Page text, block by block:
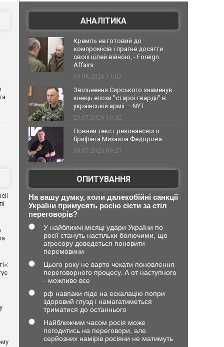
АНАЛІТИКА
Кремль не готовий до
компромісів і прагне досягти
своїх цілей війною, - Foreign
Affairs
03.08.2026 13:02
Звільнення Сирського знаменує
кінець епохи "старої гвардії" в
українській армії — NYT
23.07.2026 10:32
Повний текст резонансного
брифінга Михайла Федорова
18.07.2026 09:27
ОПИТУВАННЯ
На вашу думку, коли далекобійні санкції
України примусять росію сісти за стіл
переговорів?
У найближчі місяці удари України по
росії стануть настільки болючими, що
агресору доведеться поновити
перемовини
Цього року не варто чекати поновлення
переговорного процесу. А от наступного
- можливо все
рф навпаки піде на ескалацію попри
здоровий глузд і намагатиметься
триматися до останнього
Найближчим часом росія може
погодитись на переговори, але
серйозних намірів росіяни не матимуть